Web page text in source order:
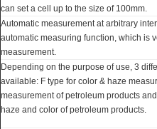
can set a cell up to the size of 100mm.
Automatic measurement at arbitrary
automatic measuring function, which is
measurement.
Depending on the purpose of use, 3
available: F type for color & haze
measurement of petroleum products
haze and color of petroleum products.